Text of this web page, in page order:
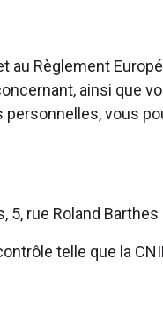
Règlement
ainsi que
vous
rue Roland
telle que la